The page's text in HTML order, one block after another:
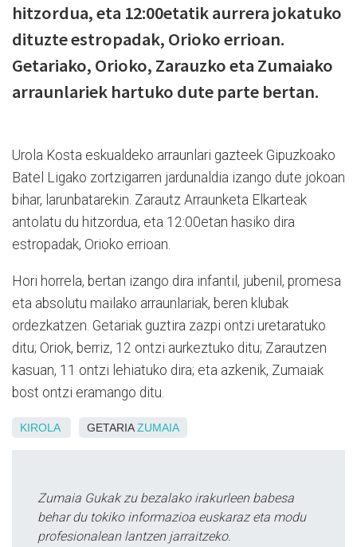
hitzordua, eta 12:00etatik aurrera jokatuko
dituzte estropadak, Orioko errioan.
Getariako, Orioko, Zarauzko eta Zumaiako
arraunlariek hartuko dute parte bertan.
Urola Kosta eskualdeko arraunlari gazteek Gipuzkoako
Batel Ligako zortzigarren jardunaldia izango dute jokoan
bihar, larunbatarekin. Zarautz Arraunketa Elkarteak
antolatu du hitzordua, eta 12:00etan hasiko dira
estropadak, Orioko errioan.
Hori horrela, bertan izango dira infantil, jubenil, promesa
eta absolutu mailako arraunlariak, beren klubak
ordezkatzen. Getariak guztira zazpi ontzi uretaratuko
ditu; Oriok, berriz, 12 ontzi aurkeztuko ditu; Zarautzen
kasuan, 11 ontzi lehiatuko dira; eta azkenik, Zumaiak
bost ontzi eramango ditu.
KIROLA GETARIAZUMAIA
Zumaia Gukak zu bezalako irakurleen babesa
behar du tokiko informazioa euskaraz eta modu
profesionalean lantzen jarraitzeko.